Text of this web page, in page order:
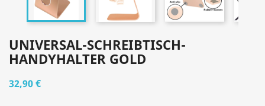
UNIVERSAL-SCHREIBTISCH-
HANDYHALTER GOLD
32,90 €